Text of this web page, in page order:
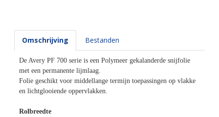
Omschrijving Bestanden
De Avery PF 700 serie is een Polymeer gekalanderde snijfolie
met een permanente lijmlaag.
Folie geschikt voor middellange termijn toepassingen op vlakke
en lichtglooiende oppervlakken.
Rolbreedte